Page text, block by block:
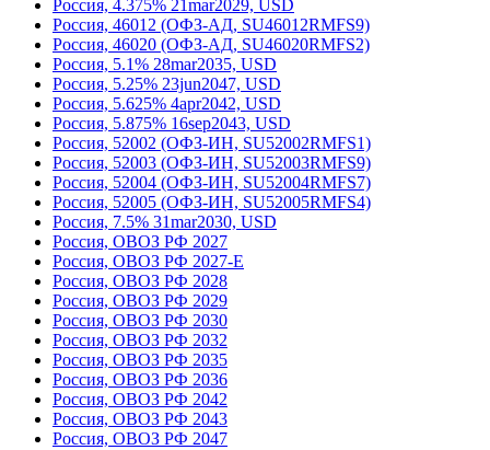
Россия, 4.375% 21mar2029, USD
Россия, 46012 (ОФЗ-АД, SU46012RMFS9)
Россия, 46020 (ОФЗ-АД, SU46020RMFS2)
Россия, 5.1% 28mar2035, USD
Россия, 5.25% 23jun2047, USD
Россия, 5.625% 4apr2042, USD
Россия, 5.875% 16sep2043, USD
Россия, 52002 (ОФЗ-ИН, SU52002RMFS1)
Россия, 52003 (ОФЗ-ИН, SU52003RMFS9)
Россия, 52004 (ОФЗ-ИН, SU52004RMFS7)
Россия, 52005 (ОФЗ-ИН, SU52005RMFS4)
Россия, 7.5% 31mar2030, USD
Россия, ОВОЗ РФ 2027
Россия, ОВОЗ РФ 2027-Е
Россия, ОВОЗ РФ 2028
Россия, ОВОЗ РФ 2029
Россия, ОВОЗ РФ 2030
Россия, ОВОЗ РФ 2032
Россия, ОВОЗ РФ 2035
Россия, ОВОЗ РФ 2036
Россия, ОВОЗ РФ 2042
Россия, ОВОЗ РФ 2043
Россия, ОВОЗ РФ 2047